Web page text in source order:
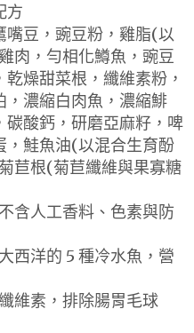
方
嘴豆，豌豆粉，雞脂(以
肉，勻相化鱒魚，豌豆
燥甜菜根，纖維素粉，
，濃縮白肉魚，濃縮鯡
酸鈣，研磨亞麻籽，啤
，鮭魚油(以混合生育酚
苣根(菊苣纖維與果寡糖
含人工香料、色素與防
西洋的 5 種冷水魚，營
維素，排除腸胃毛球